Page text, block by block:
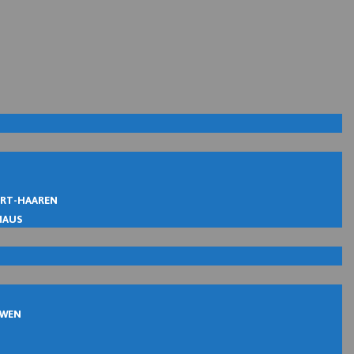
HAAREN